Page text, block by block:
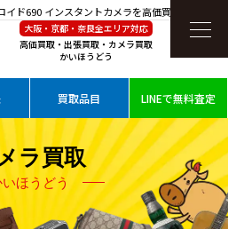
ド690 インスタントカメラを高価買取
大阪・京都・奈良全エリア対応
高価買取・出張買取・カメラ買取
かいほうどう
買取品目 LINEで無料査定
ラ買取
ほうどう